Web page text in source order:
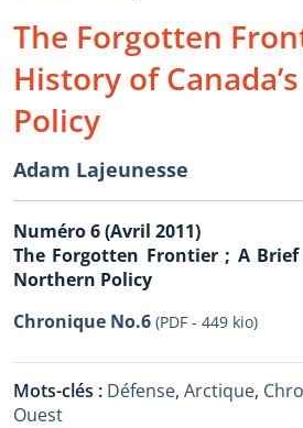
The Forgotten
History of
Policy
Adam Lajeunesse
Numéro 6 (Avril 2011)
The Forgotten Frontier ; A Brief
Northern Policy
Chronique No.6 (PDF - 449 kio)
Mots-clés : Défense, Arctique,
Ouest